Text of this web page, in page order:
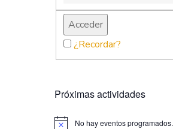
¿Recordar?
Próximas actividades
No hay eventos programados.